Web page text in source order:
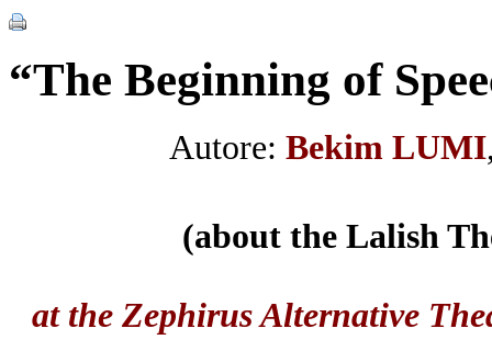
“The Beginning of
Autore: Bekim LUMI
(about the Lalish
at the Zephirus Alternative